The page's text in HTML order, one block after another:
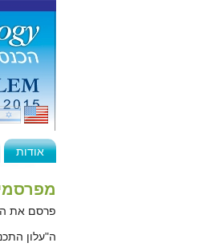
אודות
פרסם את
ה"עלון